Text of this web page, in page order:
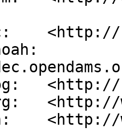
<http://
<http://
<http://
<http://